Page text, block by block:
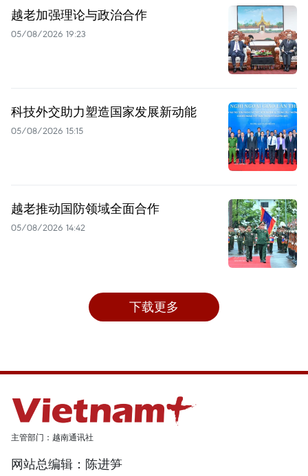
越老加强理论与政治合作
05/08/2026 19:23
科技外交助力塑造国家发展新动能
05/08/2026 15:15
越老推动国防领域全面合作
05/08/2026 14:42
下载更多
主管部门：越南通讯社
网站总编辑：陈进笋